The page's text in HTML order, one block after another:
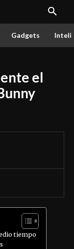
Gadgets
el
tiempo